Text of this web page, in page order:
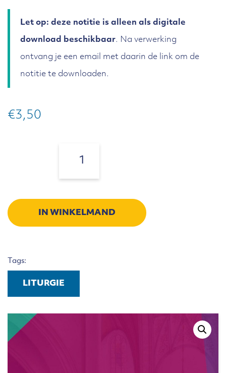
Let op: deze notitie is alleen als digitale
download beschikbaar. Na verwerking
ontvang je een email met daarin de link om de
notitie te downloaden.
€3,50
Geloofsonderwijs
liturgie
en
kerkgeschiedenis
IN WINKELMAND
Tags:
LITURGIE